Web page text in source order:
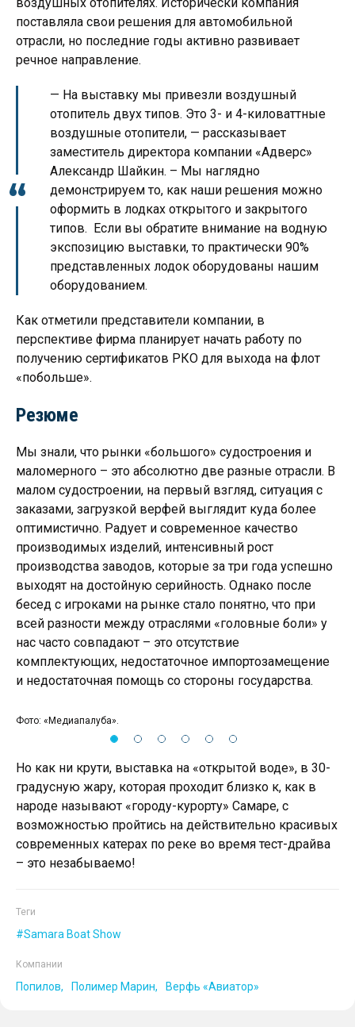
воздушных отопителях. Исторически компания
поставляла свои решения для автомобильной
отрасли, но последние годы активно развивает
речное направление.
— На выставку мы привезли воздушный
отопитель двух типов. Это 3- и 4-киловаттные
воздушные отопители, — рассказывает
заместитель директора компании «Адверс»
Александр Шайкин. – Мы наглядно
демонстрируем то, как наши решения можно
оформить в лодках открытого и закрытого
типов. Если вы обратите внимание на водную
экспозицию выставки, то практически 90%
представленных лодок оборудованы нашим
оборудованием.
Как отметили представители компании, в
перспективе фирма планирует начать работу по
получению сертификатов РКО для выхода на флот
«побольше».
Резюме
Мы знали, что рынки «большого» судостроения и
маломерного – это абсолютно две разные отрасли. В
малом судостроении, на первый взгляд, ситуация с
заказами, загрузкой верфей выглядит куда более
оптимистично. Радует и современное качество
производимых изделий, интенсивный рост
производства заводов, которые за три года успешно
выходят на достойную серийность. Однако после
бесед с игроками на рынке стало понятно, что при
всей разности между отраслями «головные боли» у
нас часто совпадают – это отсутствие
комплектующих, недостаточное импортозамещение
и недостаточная помощь со стороны государства.
Фото: «Медиапалуба».
Но как ни крути, выставка на «открытой воде», в 30-
градусную жару, которая проходит близко к, как в
народе называют «городу-курорту» Самаре, с
возможностью пройтись на действительно красивых
современных катерах по реке во время тест-драйва
– это незабываемо!
Теги
Samara Boat Show
Компании
Попилов Полимер Марин Верфь «Авиатор»